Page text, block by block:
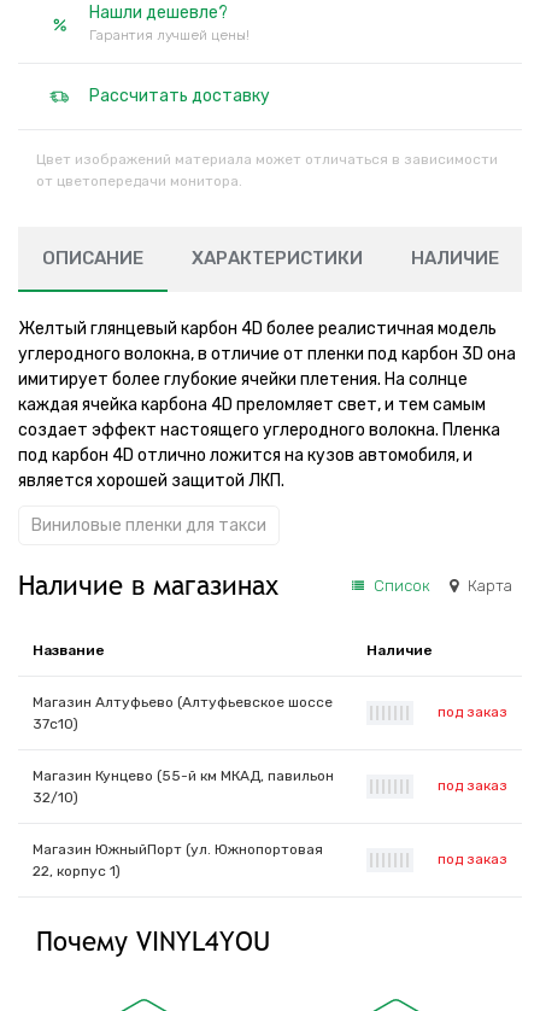
Нашли дешевле?
Гарантия лучшей цены!
Рассчитать доставку
Цвет изображений материала может отличаться в зависимости
от цветопередачи монитора.
ОПИСАНИЕ ХАРАКТЕРИСТИКИ НАЛИЧИЕ
Желтый глянцевый карбон 4D более реалистичная модель
углеродного волокна, в отличие от пленки под карбон 3D она
имитирует более глубокие ячейки плетения. На солнце
каждая ячейка карбона 4D преломляет свет, и тем самым
создает эффект настоящего углеродного волокна. Пленка
под карбон 4D отлично ложится на кузов автомобиля, и
является хорошей защитой ЛКП.
Виниловые пленки для такси
Наличие в магазинах Список Карта
Название Наличие
Магазин Алтуфьево (Алтуфьевское шоссе
37с10)
под заказ
Магазин Кунцево (55-й км МКАД, павильон
32/10)
под заказ
Магазин ЮжныйПорт (ул. Южнопортовая
22, корпус 1)
под заказ
Почему VINYL4YOU